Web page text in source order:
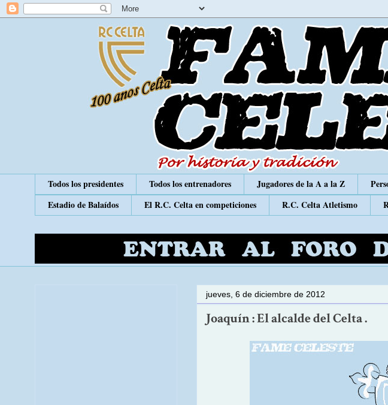
Todos los presidentes Todos los entrenadores Jugadores de la A a la Z
Estadio de Balaídos
El R.C. Celta en competiciones R.C. Celta Atletismo
jueves, 6 de diciembre de 2012
Joaquín : El alcalde del Celta .